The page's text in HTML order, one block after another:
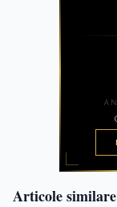
Articole similare